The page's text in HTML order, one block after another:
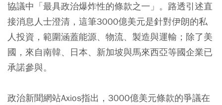
協議中「最具政治爆炸性的條款之一」。路透引述直
接消息人士澄清，這筆3000億美元是針對伊朗的私
人投資，範圍涵蓋能源、物流、製造與運輸；除了美
國，來自南韓、日本、新加坡與馬來西亞等國企業已
承諾參與。
政治新聞網站Axios指出，3000億美元條款的爭議在